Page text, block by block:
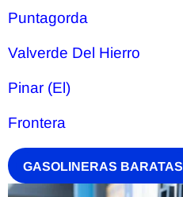
Puntagorda
Valverde Del Hierro
Pinar (El)
Frontera
GASOLINERAS BARATAS